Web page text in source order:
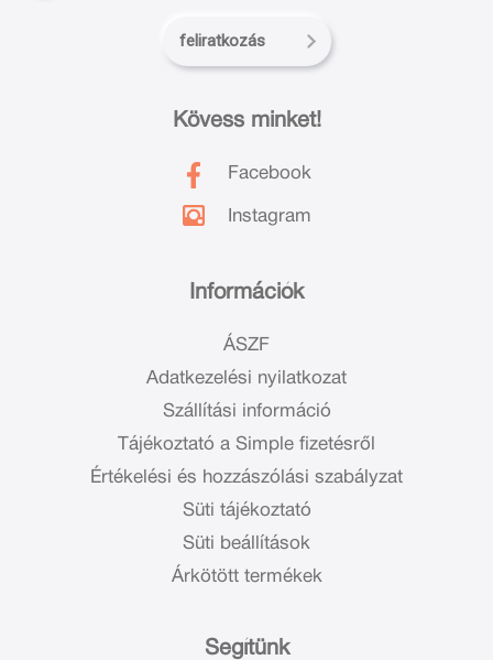
Információk
ÁSZF
Adatkezelési nyilatkozat
Szállítási információ
Tájékoztató a Simple fizetésről
Értékelési és hozzászólási szabályzat
Süti tájékoztató
Süti beállítások
Árkötött termékek
Segítünk
Kövess minket!
Facebook
Instagram
feliratkozás